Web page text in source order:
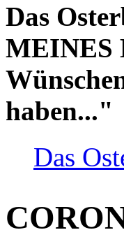
Das
MEINES
haben..."
Das